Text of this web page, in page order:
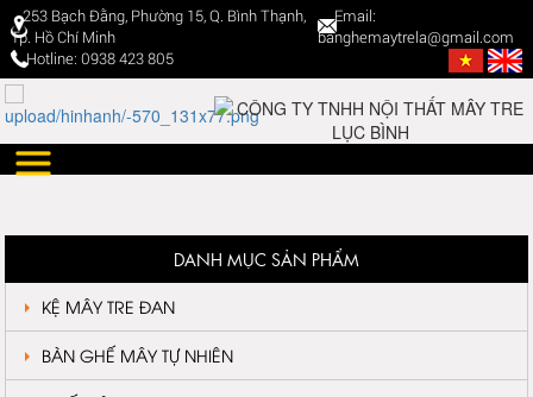
253 Bạch Đằng, Phường 15, Q. Bình Thạnh,
Tp. Hồ Chí Minh
Email:
banghemaytrela@gmail.com
Hotline: 0938 423 805
DANH MỤC SẢN PHẨM
KỆ MÂY TRE ĐAN
BÀN GHẾ MÂY TỰ NHIÊN